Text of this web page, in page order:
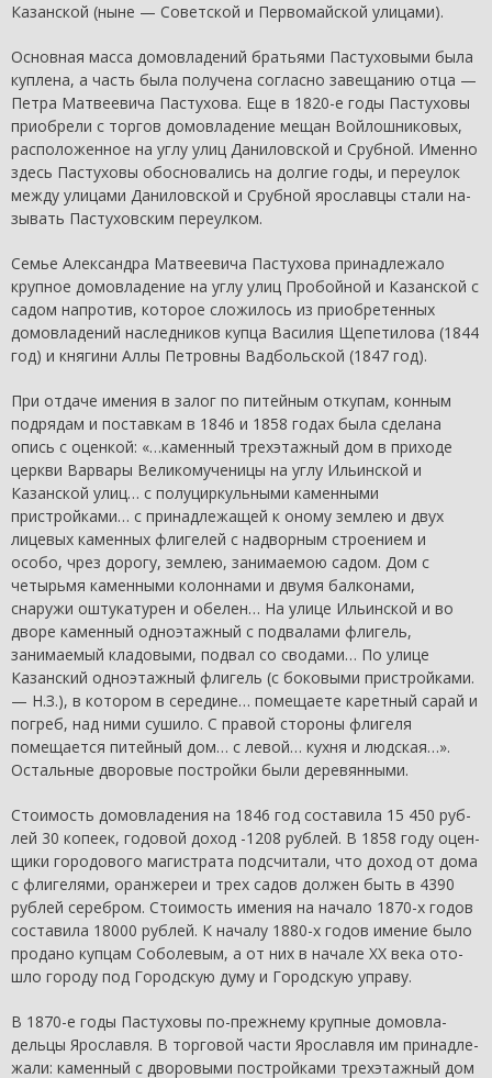
Казанской (ныне — Советской и Первомайской улицами).
Основная масса домовладений братьями Пастуховыми была
куплена, а часть была получена согласно завещанию отца —
Петра Матвеевича Пастухова. Еще в 1820-е годы Пастуховы
приобрели с торгов домовладение мещан Войлошниковых,
расположенное на углу улиц Даниловской и Срубной. Именно
здесь Пастуховы обосновались на долгие годы, и переулок
между улицами Даниловской и Срубной ярославцы стали на­
зывать Пастуховским переулком.
Семье Александра Матвеевича Пастухова принадлежало
крупное домовладение на углу улиц Пробойной и Казанской с
садом напротив, которое сложилось из приобретенных
домо­владений наследников купца Василия Щепетилова (1844
год) и княгини Аллы Петровны Вадбольской (1847 год).
При отдаче имения в залог по питейным откупам, конным
подрядам и поставкам в 1846 и 1858 годах была сделана
опись с оценкой: «…каменный трехэтажный дом в приходе
церкви Варвары Великомученицы на углу Ильинской и
Казанской улиц… с полуциркульными каменными
пристройками… с при­надлежащей к оному землею и двух
лицевых каменных фли­гелей с надворным строением и
особо, чрез дорогу, землею, занимаемою садом. Дом с
четырьмя каменными колоннами и двумя балконами,
снаружи оштукатурен и обелен… На улице Ильинской и во
дворе каменный одноэтажный с подвалами флигель,
занимаемый кладовыми, подвал со сводами… По улице
Казанский одноэтажный флигель (с боковыми пристройками.
— Н.З.), в котором в середине… помещаете каретный сарай и
погреб, над ними сушило. С правой стороны флигеля
помещается питейный дом… с левой… кухня и людская…».
Остальные дворовые постройки были деревянными.
Стоимость домовладения на 1846 год составила 15 450 руб­
лей 30 копеек, годовой доход -1208 рублей. В 1858 году оцен­
щики городового магистрата подсчитали, что доход от дома
с флигелями, оранжереи и трех садов должен быть в 4390
руб­лей серебром. Стоимость имения на начало 1870-х годов
со­ставила 18000 рублей. К началу 1880-х годов имение было
продано купцам Соболевым, а от них в начале XX века ото­
шло городу под Городскую думу и Городскую управу.
В 1870-е годы Пастуховы по-прежнему крупные домовла­
дельцы Ярославля. В торговой части Ярославля им принадле­
жали: каменный с дворовыми постройками трехэтажный дом